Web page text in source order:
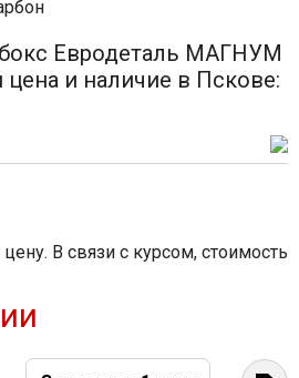
Евродеталь МАГНУМ
цена и наличие в Пскове:
В связи с курсом, стоимость